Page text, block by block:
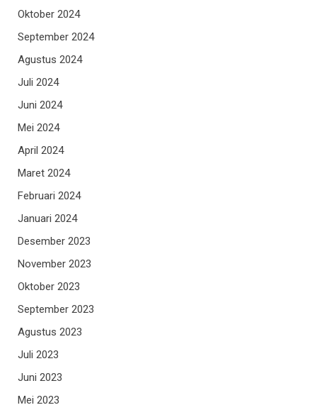
Oktober 2024
September 2024
Agustus 2024
Juli 2024
Juni 2024
Mei 2024
April 2024
Maret 2024
Februari 2024
Januari 2024
Desember 2023
November 2023
Oktober 2023
September 2023
Agustus 2023
Juli 2023
Juni 2023
Mei 2023